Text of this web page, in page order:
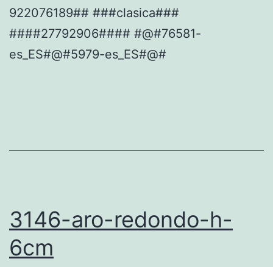
922076189## ###clasica###
####27792906#### #@#76581-
es_ES#@#5979-es_ES#@#
3146-aro-redondo-h-
6cm